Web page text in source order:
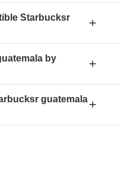
Starbucksr
+
by
+
guatemala+